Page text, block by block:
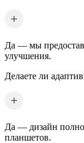
Да — мы
улучшения.
Делаете ли
Да — дизайн
планшетов.